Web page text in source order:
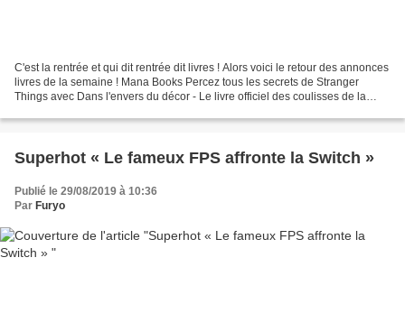
C'est la rentrée et qui dit rentrée dit livres ! Alors voici le retour des annonces
livres de la semaine ! Mana Books Percez tous les secrets de Stranger
Things avec Dans l'envers du décor - Le livre officiel des coulisses de la
Superhot « Le fameux FPS affronte la Switch »
Publié le 29/08/2019 à 10:36
Par Furyo